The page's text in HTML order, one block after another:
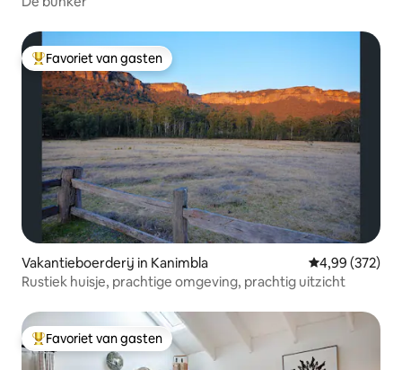
Topfavoriet van gasten
Favoriet van gasten
Vakantieboerderij in Kanimbla Gemiddelde
4,99 (372)
Rustiek huisje, prachtige omgeving, prachtig uitzicht
Topfavoriet van gasten
Favoriet van gasten